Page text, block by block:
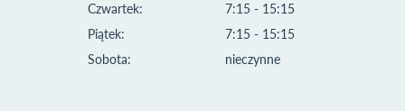
Czwartek:
Piątek:
Sobota:
7:15 - 15:15
7:15 - 15:15
nieczynne